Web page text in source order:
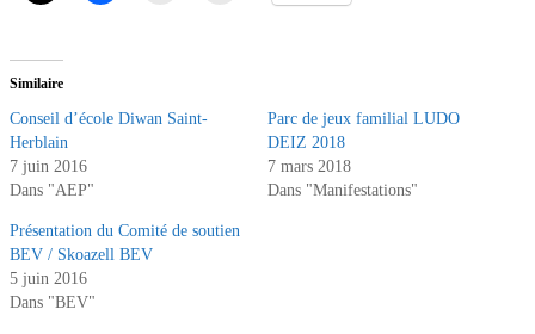
Similaire
Conseil d’école Diwan Saint-
Herblain
7 juin 2016
Dans "AEP"
Parc de jeux familial LUDO
DEIZ 2018
7 mars 2018
Dans "Manifestations"
Présentation du Comité de soutien
BEV / Skoazell BEV
5 juin 2016
Dans "BEV"